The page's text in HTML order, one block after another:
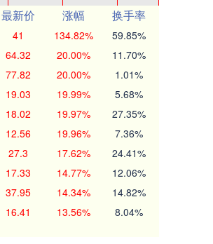
最新价 涨幅
换手率
41 134.82% 59.85%
64.32 20.00% 11.70%
77.82 20.00% 1.01%
19.03 19.99% 5.68%
18.02 19.97% 27.35%
12.56 19.96% 7.36%
27.3 17.62% 24.41%
17.33 14.77% 12.06%
37.95 14.34% 14.82%
16.41 13.56% 8.04%